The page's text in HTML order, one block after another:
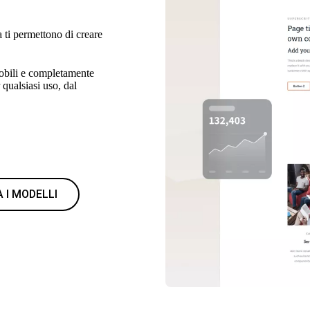
permettono di creare
e completamente
uso, dal
I MODELLI